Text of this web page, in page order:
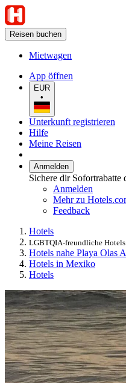
Reisen buchen
Mietwagen
App öffnen
EUR
•
Unterkunft registrieren
Hilfe
Meine Reisen
Anmelden
Sichere dir
Anmelden
Mehr zu
Feedback
Hotels
LGBTQIA-freundliche Hotels
Hotels nahe Playa Olas
Hotels in Mexiko
Hotels